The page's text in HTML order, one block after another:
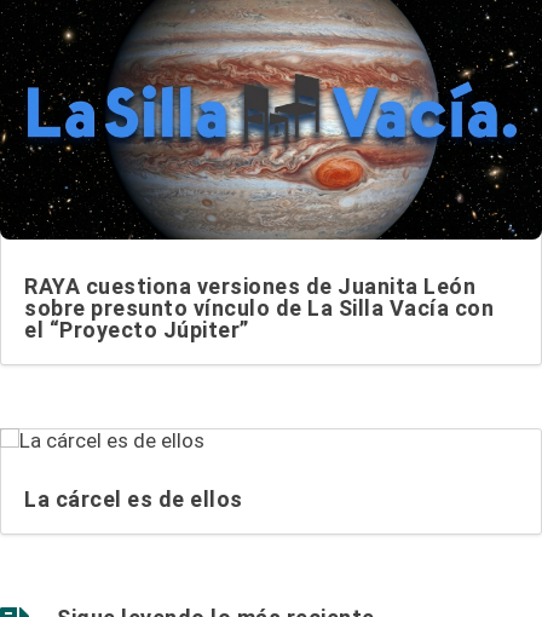
RAYA cuestiona versiones de Juanita León
sobre presunto vínculo de La Silla Vacía con
el “Proyecto Júpiter”
La cárcel es de ellos